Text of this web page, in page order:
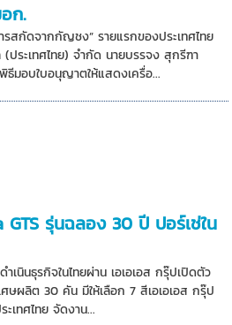
ก.
สกัดจากกัญชง” รายแรกของประเทศไทย
ประเทศไทย) จำกัด นายบรรจง สุกรีฑา
ธีมอบใบอนุญาตให้แสดงเครื่อ...
GTS รุ่นฉลอง 30 ปี ปอร์เช่ใน
นินธุรกิจในไทยผ่าน เอเอเอส กรุ๊ปเปิดตัว
ศษผลิต 30 คัน มีให้เลือก 7 สีเอเอเอส กรุ๊ป
เทศไทย จัดงาน...